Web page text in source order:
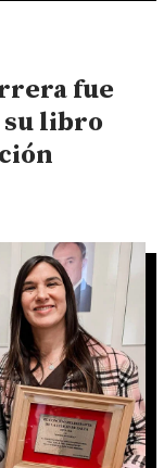
fue
su libro